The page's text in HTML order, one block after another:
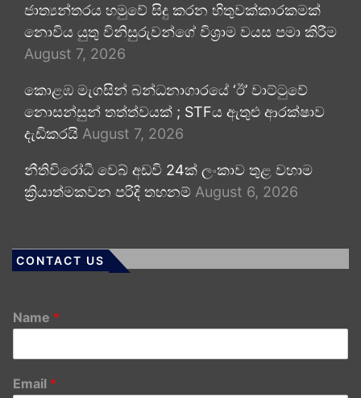
ජාත්‍යන්තරය හමුවේ සිදු කරන හිතුවක්කාරකමක්
නොවිය යුතු විනිසුරුවන්ගේ විශ්‍රාම වයස පමා කිරීම
August 7, 2026
කොළඹ මැගසින් බන්ධනාගාරයේ ‘ඊ’ වාට්ටුවේ
නොසන්සුන් තත්ත්වයක් ; STFය ඇතුළු ආරක්ෂාව
දැඩිකරයි August 7, 2026
නීතිවිරෝධී වෙබ් අඩවි 24ක් ලංකාව තුළ වහාම
ක්‍රියාත්මකවන පරිදි තහනම් August 6, 2026
CONTACT US
Name *
Email *